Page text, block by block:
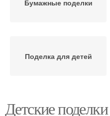
Бумажные поделки
Поделка для детей
Бумаги для детей
Детские